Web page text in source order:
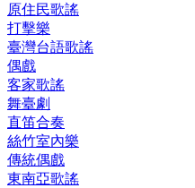
原住民歌謠
打擊樂
臺灣台語歌謠
偶戲
客家歌謠
舞臺劇
直笛合奏
絲竹室內樂
傳統偶戲
東南亞歌謠